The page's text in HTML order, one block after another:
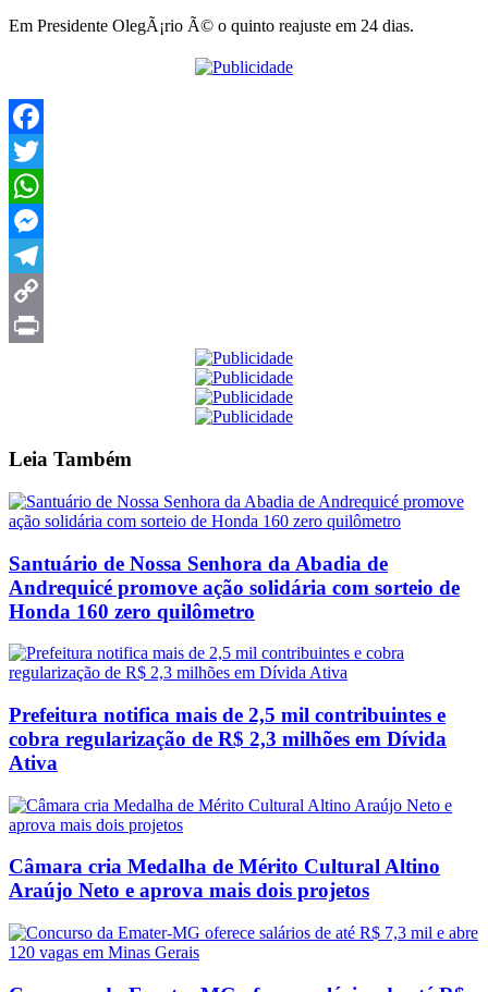
Em Presidente OlegÃ¡rio Ã© o quinto reajuste em 24 dias.
Facebook
Twitter
WhatsApp
Messenger
Telegram
Copy
Leia Também
Santuário de Nossa Senhora da Abadia de
Andrequicé promove ação solidária com sorteio de
Honda 160 zero quilômetro
Prefeitura notifica mais de 2,5 mil contribuintes e
cobra regularização de R$ 2,3 milhões em Dívida
Ativa
Câmara cria Medalha de Mérito Cultural Altino
Araújo Neto e aprova mais dois projetos